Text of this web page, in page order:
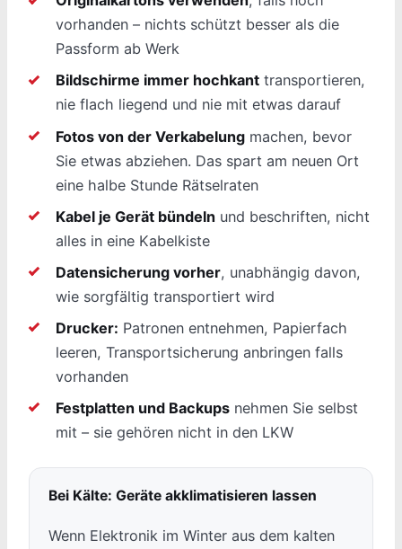
vorhanden – nichts schützt besser als die
Passform ab Werk
Bildschirme immer hochkanttransportieren,
nie flach liegend und nie mit etwas darauf
Fotos von der Verkabelungmachen, bevor
Sie etwas abziehen. Das spart am neuen Ort
eine halbe Stunde Rätselraten
Kabel je Gerät bündelnund beschriften, nicht
alles in eine Kabelkiste
Datensicherung vorher, unabhängig davon,
wie sorgfältig transportiert wird
Drucker: Patronen entnehmen, Papierfach
leeren, Transportsicherung anbringen falls
vorhanden
Festplatten und Backupsnehmen Sie selbst
mit – sie gehören nicht in den LKW
Bei Kälte: Geräte akklimatisieren lassen
Wenn Elektronik im Winter aus dem kalten